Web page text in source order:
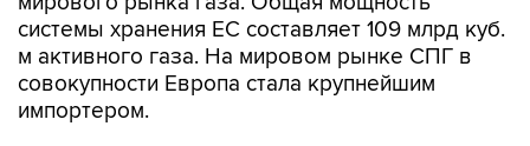
системы хранения ЕС составляет 109 млрд куб.
м активного газа. На мировом рынке СПГ в
совокупности Европа стала крупнейшим
импортером.